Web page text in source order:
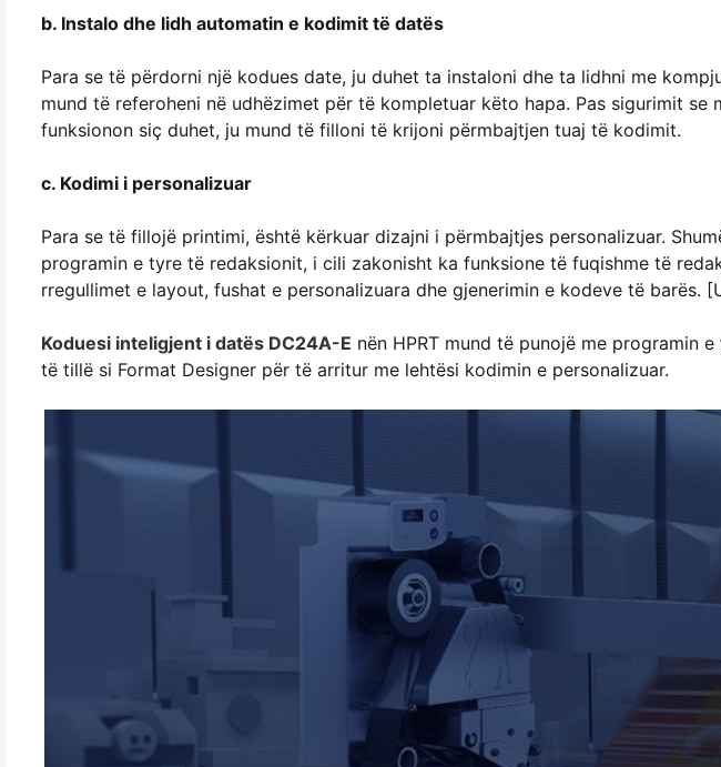
b. Instalo dhe lidh automatin e kodimit të datës
Para se të përdorni një kodues date, ju duhet ta instaloni dhe ta lidhni me
mund të referoheni në udhëzimet për të kompletuar këto hapa. Pas sigurimit se
funksionon siç duhet, ju mund të filloni të krijoni përmbajtjen tuaj të kodimit.
c. Kodimi i personalizuar
Para se të fillojë printimi, është kërkuar dizajni i përmbajtjes personalizuar.
programin e tyre të redaksionit, i cili zakonisht ka funksione të fuqishme të
rregullimet e layout, fushat e personalizuara dhe gjenerimin e kodeve të barës.
Koduesi inteligjent i datës DC24A-E nën HPRT mund të punojë me programin
të tillë si Format Designer për të arritur me lehtësi kodimin e personalizuar.